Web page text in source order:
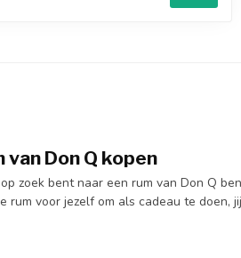
van Don Q kopen
zoek bent naar een rum van Don Q
rum voor jezelf om als cadeau te doen,